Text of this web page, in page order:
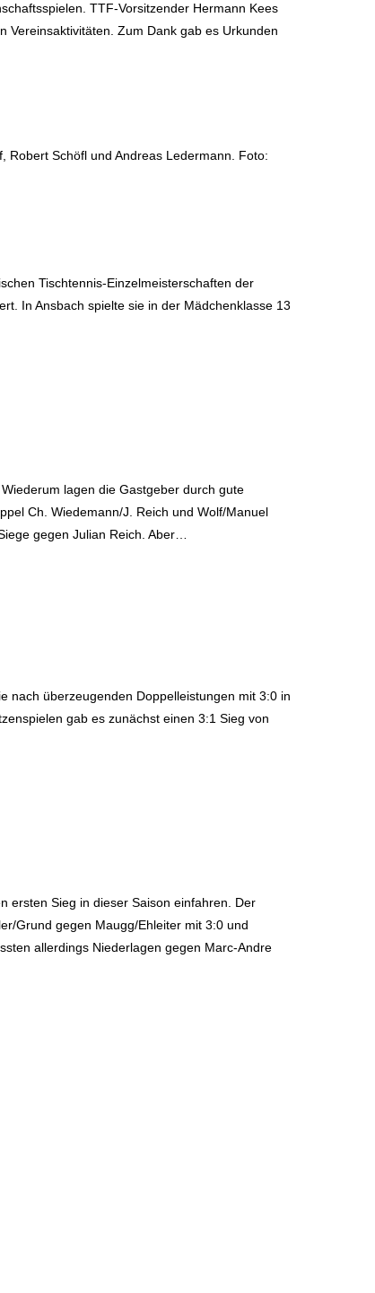
TTF-Vorsitzender Hermann Kees
Vereinsaktivitäten. Zum Dank gab es Urkunden
Robert Schöfl und Andreas Ledermann. Foto:
Tischtennis-Einzelmeisterschaften der
In Ansbach spielte sie in der Mädchenklasse 13
lagen die Gastgeber durch gute
Ch. Wiedemann/J. Reich und Wolf/Manuel
gegen Julian Reich. Aber…
nach überzeugenden Doppelleistungen mit 3:0 in
gab es zunächst einen 3:1 Sieg von
ersten Sieg in dieser Saison einfahren. Der
Grund gegen Maugg/Ehleiter mit 3:0 und
allerdings Niederlagen gegen Marc-Andre